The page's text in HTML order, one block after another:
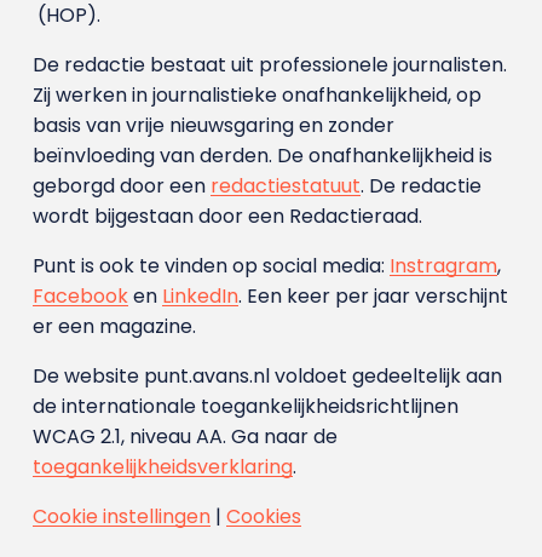
(HOP).
De redactie bestaat uit professionele journalisten.
Zij werken in journalistieke onafhankelijkheid, op
basis van vrije nieuwsgaring en zonder
beïnvloeding van derden. De onafhankelijkheid is
geborgd door een redactiestatuut. De redactie
wordt bijgestaan door een Redactieraad.
Punt is ook te vinden op social media: Instragram,
Facebooken LinkedIn. Een keer per jaar verschijnt
er een magazine.
De website punt.avans.nl voldoet gedeeltelijk aan
de internationale toegankelijkheidsrichtlijnen
WCAG 2.1, niveau AA. Ga naar de
toegankelijkheidsverklaring.
Cookie instellingen| Cookies